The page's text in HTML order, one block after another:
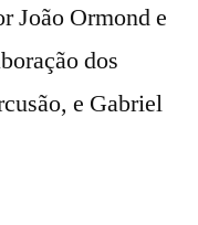
João Ormond e
dos
e Gabriel